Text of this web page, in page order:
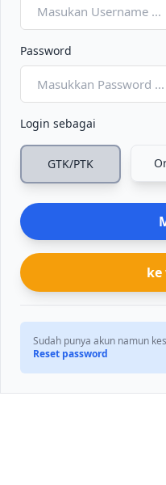
Password
Login sebagai
GTK/PTK
ke
Sudah punya akun namun
Reset password